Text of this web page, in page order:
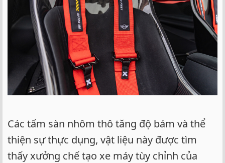
Các tấm sàn nhôm thô tăng độ bám và thể
thiện sự thực dụng, vật liệu này được tìm
thấy xưởng chế tạo xe máy tùy chỉnh của